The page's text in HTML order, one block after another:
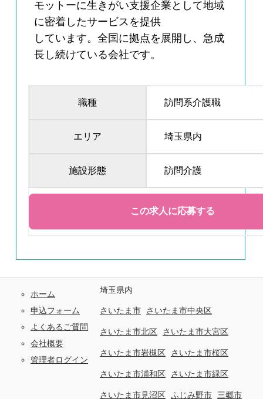
モットーに生きがい支援企業として地域
に密着したサービスを提供
しています。全国に拠点を展開し、急成
長し続けている会社です。
職種 訪問系介護職
エリア 埼玉県内
施設形態 訪問介護
ホーム
申込フォーム
よくあるご質問
会社概要
管理者ログイン
埼玉県内
さいたま市 さいたま市中央区
さいたま市北区 さいたま市大宮区
さいたま市岩槻区 さいたま市桜区
さいたま市浦和区 さいたま市緑区
さいたま市見沼区 ふじみ野市 三郷市